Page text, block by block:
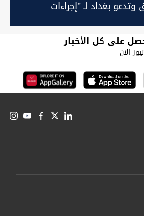
وتدعو بغداد لـ "إجراءات
على كل الأخبار
الان